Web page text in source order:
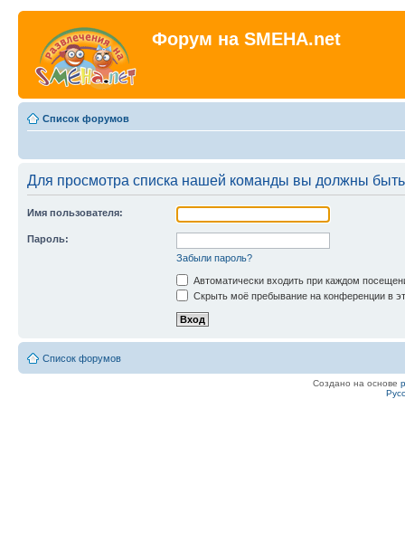
Форум на SMEHA.net
Список форумов
Для просмотра списка нашей команды вы должны
Имя пользователя:
Пароль:
Забыли пароль?
Автоматически входить при каждом
Скрыть моё пребывание на конференции в
Список форумов
Создано на основе